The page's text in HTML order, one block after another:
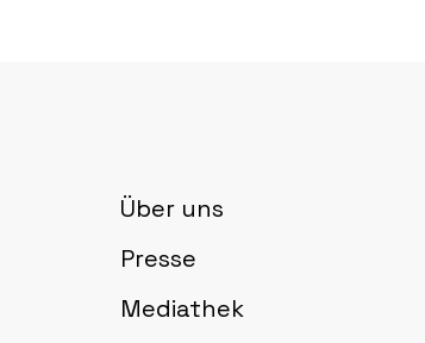
Über uns
Presse
Mediathek